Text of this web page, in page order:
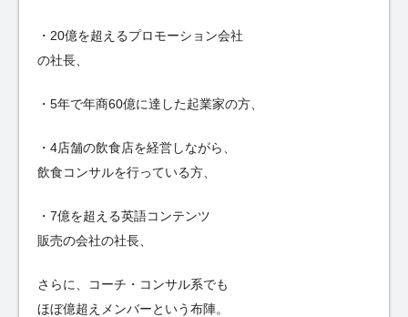
・20億を超えるプロモーション会社
の社長、
・5年で年商60億に達した起業家の方、
・4店舗の飲食店を経営しながら、
飲食コンサルを行っている方、
・7億を超える英語コンテンツ
販売の会社の社長、
さらに、コーチ・コンサル系でも
ほぼ億超えメンバーという布陣。